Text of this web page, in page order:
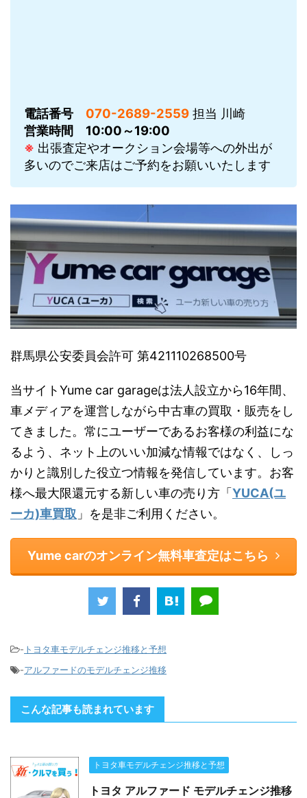
電話番号 070-2689-2559 担当 川崎
営業時間
10:00～19:00
※ 出張査定やオークション会場等への外出が
多いのでご来店はご予約をお願いいたします
群馬県公安委員会許可 第421110268500号
当サイトYume car garageは法人設立から16年間、
車メディアを運営しながら中古車の買取・販売をし
てきました。常にユーザーであるお客様の利益にな
るよう、ネット上のいい加減な情報ではなく、しっ
かりと識別した役立つ情報を発信しています。お客
様へ最大限還元する新しい車の売り方「 YUCA(ユ
ーカ)車買取 」を是非ご利用ください。
Yume carのオンライン無料車査定はこちら
- トヨタ車モデルチェンジ推移と予想
-アルファードのモデルチェンジ推移
こんな記事も読まれています
トヨタ車モデルチェンジ推移と予想
トヨタ アルファード モデルチェンジ推移